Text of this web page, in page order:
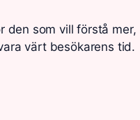
den som vill förstå mer,
värt besökarens tid.